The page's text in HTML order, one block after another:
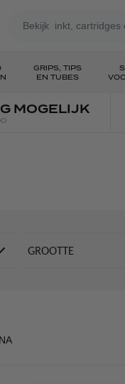
GRIPS, TIPS
EN TUBES
MOGELIJK
GROOTTE